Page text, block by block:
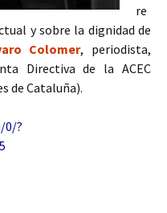
re
y sobre la dignidad de
Colomer, periodista,
Directiva de la ACEC
de Cataluña).
0/?